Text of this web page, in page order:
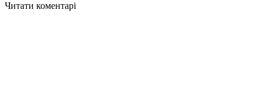
Читати коментарі